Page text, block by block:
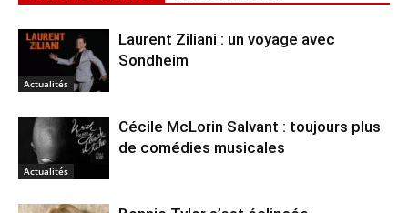
Actualités
Laurent Ziliani : un voyage avec
Sondheim
Actualités
Cécile McLorin Salvant : toujours plus
de comédies musicales